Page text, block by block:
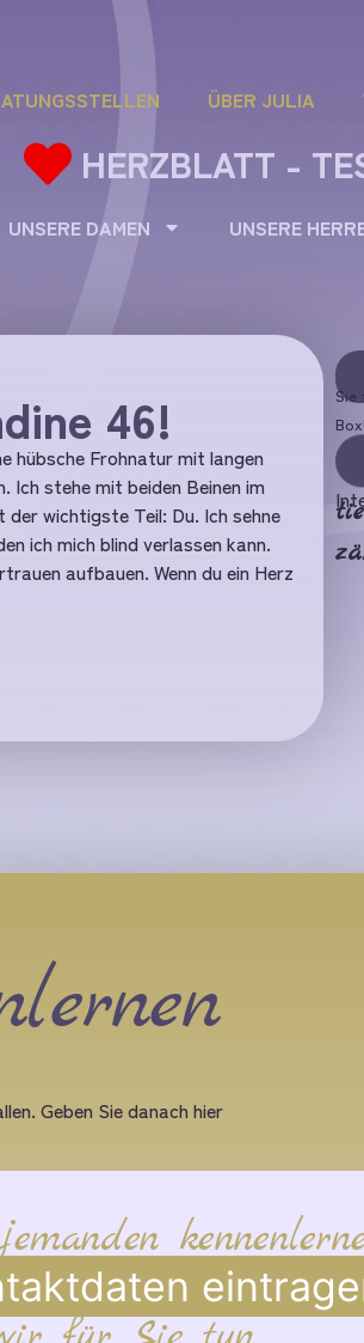
ÜBER JULIA
HERZBLATT -
UNSERE DAMEN UNSERE
46!
hübsche Frohnatur mit langen
Ich stehe mit beiden Beinen im
wichtigste Teil: Du. Ich sehne
ich mich blind verlassen kann.
aufbauen. Wenn du ein Herz
Sie
Geben Sie danach hier